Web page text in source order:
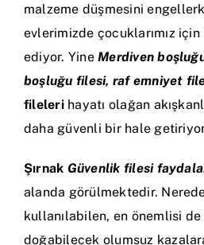
malzeme düşmesini
evlerimizde çocuklarımız
ediyor. Yine Merdiven
boşluğu filesi, raf emniyet
fileleri hayatı olağan
daha güvenli bir hale
Şırnak Güvenlik filesi
alanda görülmektedir.
kullanılabilen, en önemlisi
doğabilecek olumsuz